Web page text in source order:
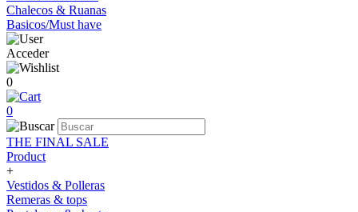
Chalecos & Ruanas
Basicos/Must have
Acceder
0
0
THE FINAL SALE
Product
+
Vestidos & Polleras
Remeras & tops